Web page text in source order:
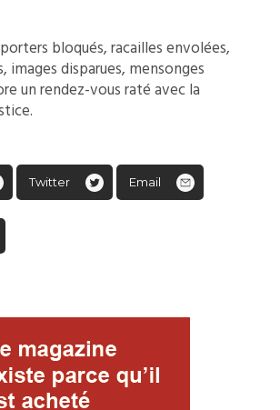
bloqués, racailles envolées,
images disparues, mensonges
un rendez-vous raté avec la
Twitter Email